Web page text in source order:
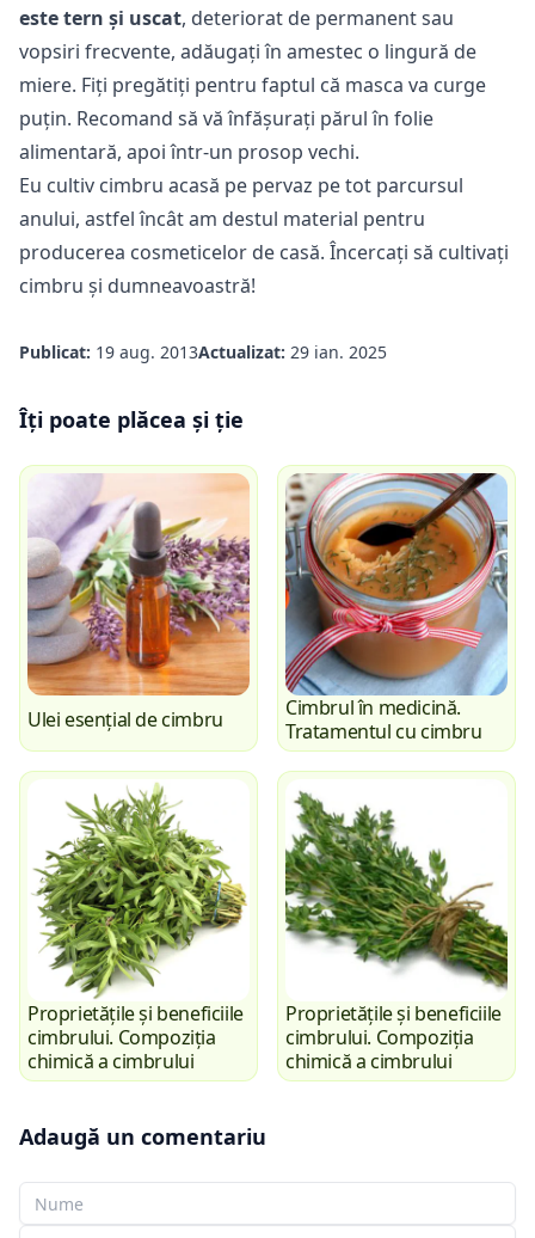
este tern și uscat, deteriorat de permanent sau
vopsiri frecvente, adăugați în amestec o lingură de
miere. Fiți pregătiți pentru faptul că masca va curge
puțin. Recomand să vă înfășurați părul în folie
alimentară, apoi într-un prosop vechi.
Eu cultiv cimbru acasă pe pervaz pe tot parcursul
anului, astfel încât am destul material pentru
producerea cosmeticelor de casă. Încercați să cultivați
cimbru și dumneavoastră!
Publicat: 19 aug. 2013Actualizat: 29 ian. 2025
Îți poate plăcea și ție
Ulei esențial de cimbru
Cimbrul în medicină.
Tratamentul cu cimbru
Proprietățile și beneficiile
cimbrului. Compoziția
chimică a cimbrului
Proprietățile și beneficiile
cimbrului. Compoziția
chimică a cimbrului
Adaugă un comentariu
Numele tău